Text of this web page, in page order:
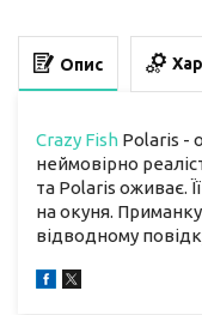
Опис
Crazy Fish Polaris -
неймовірно
та Polaris оживає.
на окуня.
відводному